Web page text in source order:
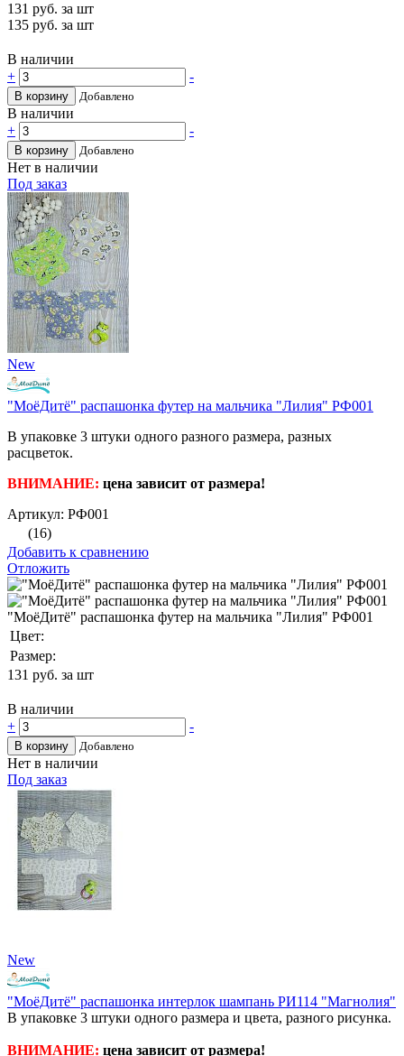
131 руб. за шт
135 руб. за шт
В наличии
+
-
В корзину Добавлено
В наличии
+
-
В корзину Добавлено
Нет в наличии
Под заказ
New
"МоёДитё" распашонка футер на мальчика "Лилия" РФ001
В упаковке 3 штуки одного разного размера, разных
расцветок.
ВНИМАНИЕ: цена зависит от размера!
Артикул: РФ001
(16)
Добавить к сравнению
Отложить
"МоёДитё" распашонка футер на мальчика "Лилия" РФ001
Цвет:
Размер:
131 руб. за шт
В наличии
+
-
В корзину Добавлено
Нет в наличии
Под заказ
New
"МоёДитё" распашонка интерлок шампань РИ114 "Магнолия"
В упаковке 3 штуки одного размера и цвета, разного рисунка.
ВНИМАНИЕ: цена зависит от размера!